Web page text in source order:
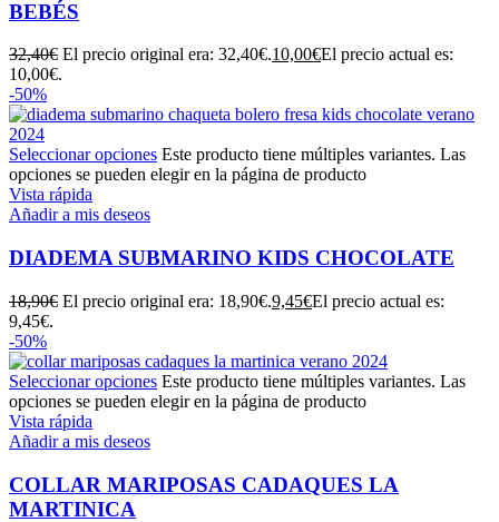
BEBÉS
32,40€ El precio original era: 32,40€.10,00€El precio actual es:
10,00€.
-50%
Seleccionar opciones Este producto tiene múltiples variantes. Las
opciones se pueden elegir en la página de producto
Vista rápida
Añadir a mis deseos
DIADEMA SUBMARINO KIDS CHOCOLATE
18,90€ El precio original era: 18,90€.9,45€El precio actual es:
9,45€.
-50%
Seleccionar opciones Este producto tiene múltiples variantes. Las
opciones se pueden elegir en la página de producto
Vista rápida
Añadir a mis deseos
COLLAR MARIPOSAS CADAQUES LA
MARTINICA